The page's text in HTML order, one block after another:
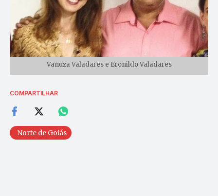
Vanuza Valadares e Eronildo Valadares
COMPARTILHAR
Norte de Goiás